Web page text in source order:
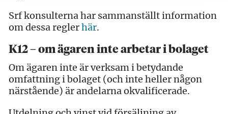
Srf konsulterna har sammanställt information
om dessa reglerhär.
K12 – om ägaren inte arbetar i bolaget
Om ägaren inte är verksam i betydande
omfattning i bolaget (och inte heller någon
närstående) är andelarna okvalificerade.